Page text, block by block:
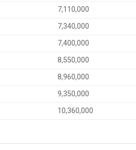
7,110,000
7,340,000
7,400,000
8,550,000
8,960,000
9,350,000
10,360,000